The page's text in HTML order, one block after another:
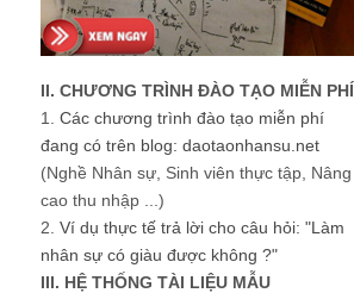
II. CHƯƠNG TRÌNH ĐÀO TẠO MIỄN PHÍ
1. Các chương trình đào tạo miễn phí
đang có trên blog: daotaonhansu.net
(Nghề Nhân sự, Sinh viên thực tập, Nâng
cao thu nhập ...)
2. Ví dụ thực tế trả lời cho câu hỏi: "Làm
nhân sự có giàu được không ?"
III. HỆ THỐNG TÀI LIỆU MẪU